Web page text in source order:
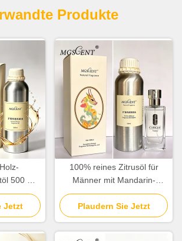
Produkte
500 ml
Hotel-
Jetzt
100% reines Zitrusöl für
Männer mit Mandarin-
Orange und Cedar-Noten
Plaudern Sie Jetzt